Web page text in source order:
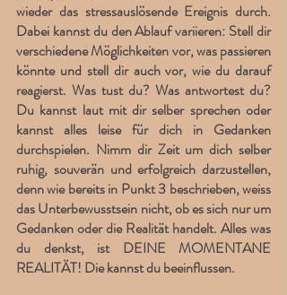
wieder das stressauslösende Ereignis durch.
Dabei kannst du den Ablauf variieren: Stell dir
verschiedene Möglichkeiten vor, was passieren
könnte und stell dir auch vor, wie du darauf
reagierst. Was tust du? Was antwortest du?
Du kannst laut mit dir selber sprechen oder
kannst alles leise für dich in Gedanken
durchspielen. Nimm dir Zeit um dich selber
ruhig, souverän und erfolgreich darzustellen,
denn wie bereits in Punkt 3 beschrieben, weiss
das Unterbewusstsein nicht, ob es sich nur um
Gedanken oder die Realität handelt. Alles was
du denkst, ist DEINE MOMENTANE
REALITÄT! Die kannst du beeinflussen.